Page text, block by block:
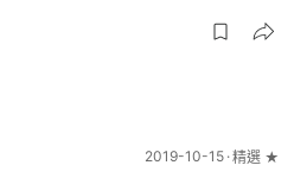
2019-10-15 精選 ★